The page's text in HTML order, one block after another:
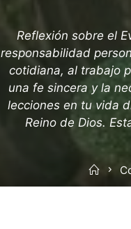
Reflexión sobre el
responsabilidad
cotidiana, al trabajo
una fe sincera y la
lecciones en tu vida
Reino de Dios.
Inicio